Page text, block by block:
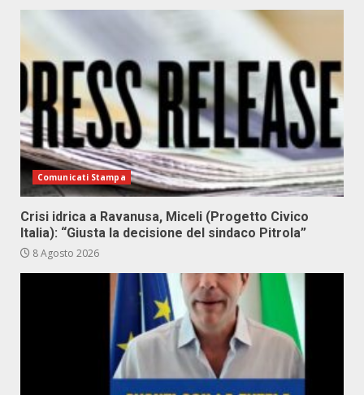
Comunicati Stampa
Crisi idrica a Ravanusa, Miceli (Progetto Civico
Italia): “Giusta la decisione del sindaco Pitrola”
8 Agosto 2026